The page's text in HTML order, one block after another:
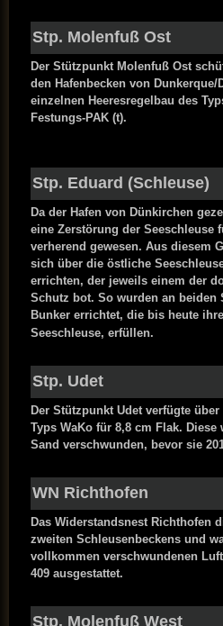
Stp. Molenfuß Ost
Der Stützpunkt Molenfuß Ost
den Hafenbecken von
einzelnen Heeresregelbau des
Festungs-PAK (t).
Stp. Eduard (Schleuse)
Da der Hafen von Dünkirchen
eine Zerstörung der Seeschleuse
verherend gewesen. Aus diesem
sich über die östliche
errichten, der jeweils einem der
Schutz bot. So wurden an beiden
Bunker errichtet, die bis heute
Seeschleuse, erfüllen.
Stp. Udet
Der Stützpunkt Udet verfügte
Typs WaKo für 8,8 cm Flak. Diese
Sand verschwunden, bevor sie
WN Richthofen
Das Widerstandsnest Richthofen
zweiten Schleusenbeckens und
vollkommen verschwundenen
409 ausgestattet.
Stp. Molenfuß West